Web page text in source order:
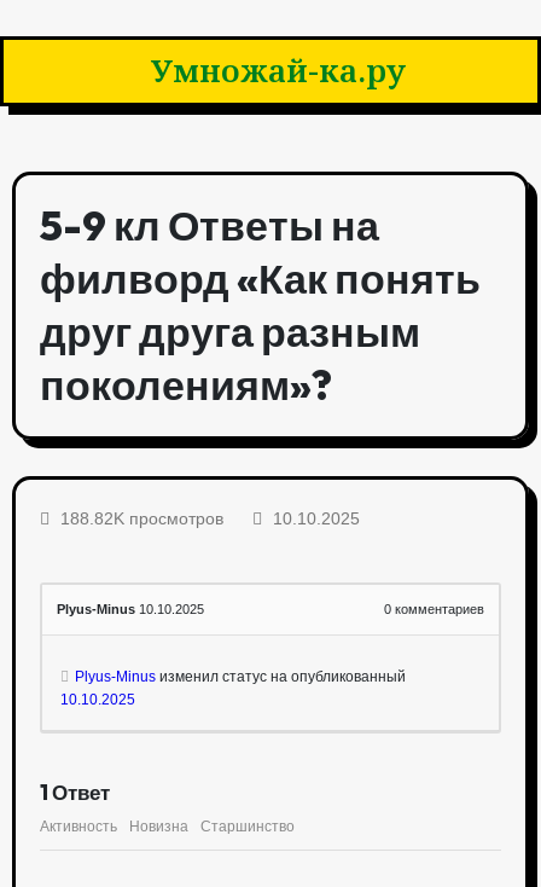
Умножай-ка.ру
5-9 кл Ответы на
филворд «Как понять
друг друга разным
поколениям»?
188.82K просмотров 10.10.2025
Plyus-Minus 10.10.2025 0 комментариев
Plyus-Minusизменил статус на опубликованный
10.10.2025
1Ответ
Активность Новизна Старшинство